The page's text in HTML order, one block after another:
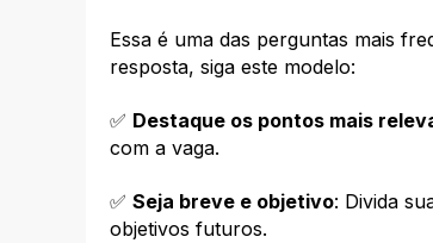
Essa é uma das perguntas mais
resposta, siga este modelo:
✅ Destaque os pontos mais
com a vaga.
✅ Seja breve e objetivo: Divida
objetivos futuros.